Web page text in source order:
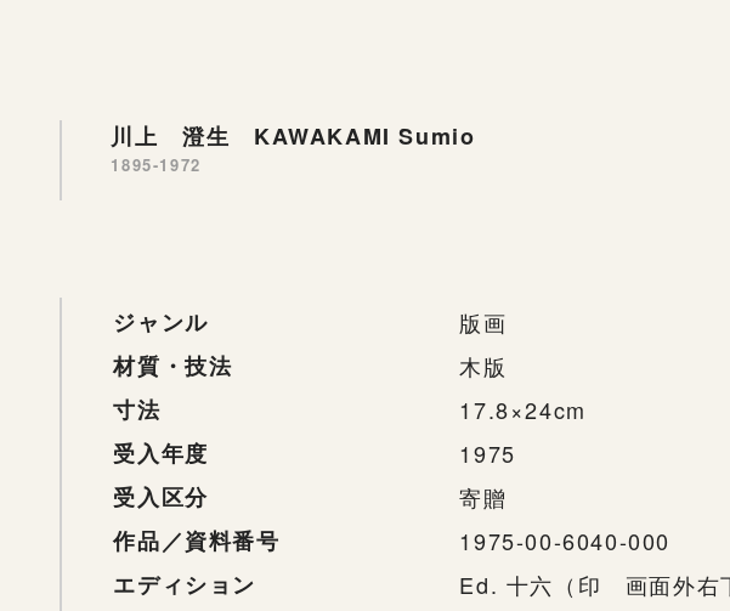
川上 澄生 KAWAKAMI Sumio
1895-1972
ジャンル
版画
材質・技法
木版
寸法
17.8×24cm
受入年度
1975
受入区分
寄贈
作品／資料番号
1975-00-6040-000
エディション
Ed. 十六（印 画面外右